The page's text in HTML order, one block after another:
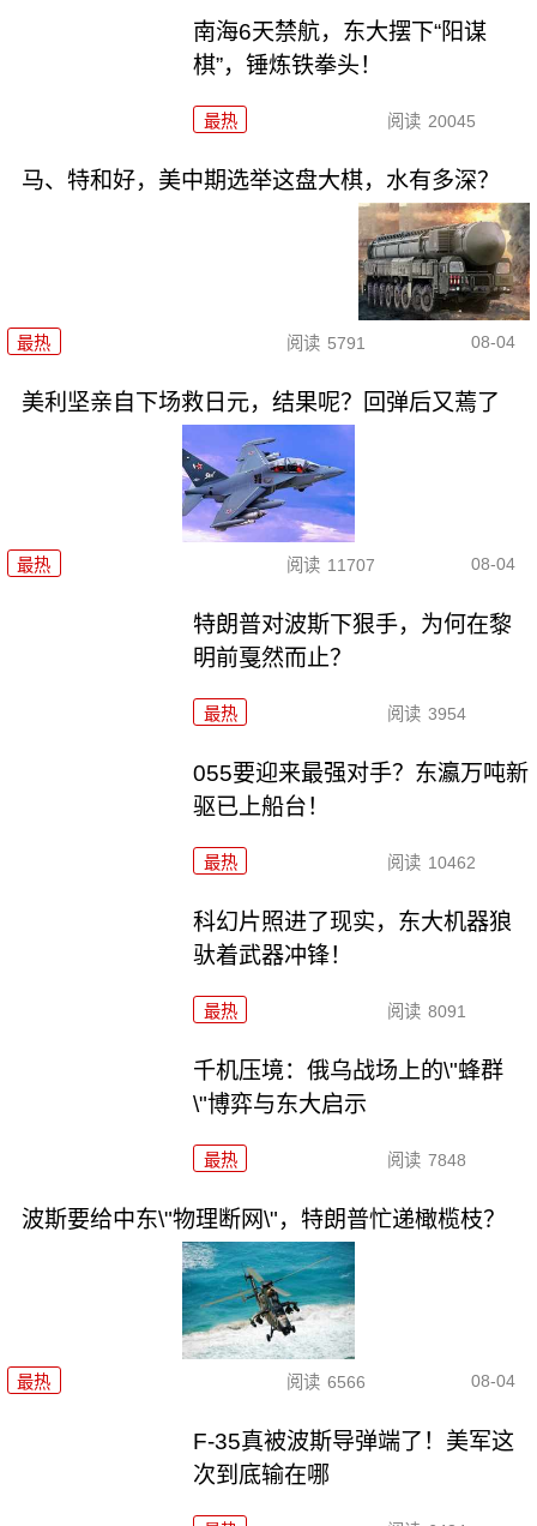
南海6天禁航，东大摆下“阳谋
棋”，锤炼铁拳头！
最热 阅读 20045
马、特和好，美中期选举这盘大棋，水有多深？
最热 阅读 5791 08-04
美利坚亲自下场救日元，结果呢？回弹后又蔫了
最热 阅读 11707 08-04
特朗普对波斯下狠手，为何在黎
明前戛然而止？
最热 阅读 3954
055要迎来最强对手？东瀛万吨新
驱已上船台！
最热 阅读 10462
科幻片照进了现实，东大机器狼
驮着武器冲锋！
最热 阅读 8091
千机压境：俄乌战场上的\"蜂群
\"博弈与东大启示
最热 阅读 7848
波斯要给中东\"物理断网\"，特朗普忙递橄榄枝？
最热 阅读 6566 08-04
F-35真被波斯导弹端了！美军这
次到底输在哪